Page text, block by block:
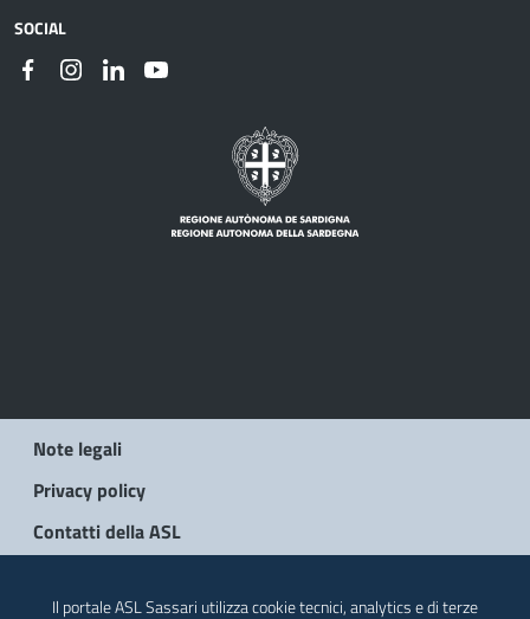
SOCIAL
Note legali
Privacy policy
Contatti della ASL
Il portale ASL Sassari utilizza cookie tecnici, analytics e di terze